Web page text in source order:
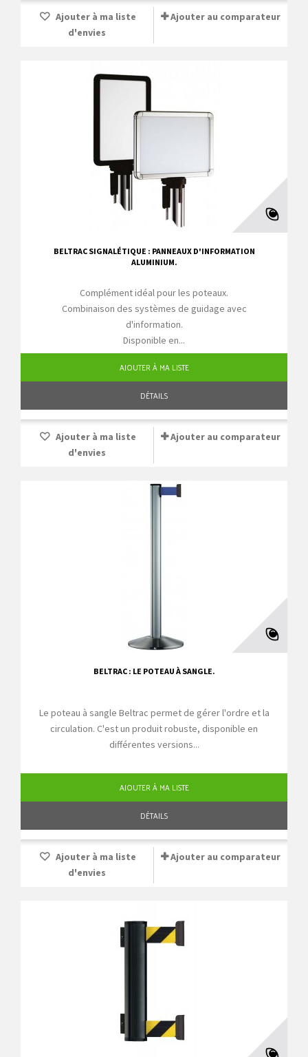
Ajouter à ma liste
d'envies
Ajouter au comparateur
BELTRAC SIGNALÉTIQUE : PANNEAUX D'INFORMATION
ALUMINIUM.
Complément idéal pour les poteaux.
Combinaison des systèmes de guidage avec
d'information.
Disponible en...
AJOUTER À MA LISTE
DÉTAILS
Ajouter à ma liste
d'envies
Ajouter au comparateur
BELTRAC : LE POTEAU À SANGLE.
Le poteau à sangle Beltrac permet de gérer l'ordre et la
circulation. C'est un produit robuste, disponible en
différentes versions...
AJOUTER À MA LISTE
DÉTAILS
Ajouter à ma liste
d'envies
Ajouter au comparateur